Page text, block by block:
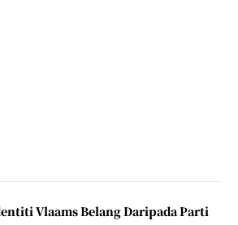
Vlaams Belang Daripada Parti